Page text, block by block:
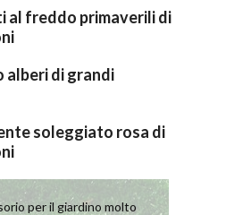
al freddo primaverili di
alberi di grandi
soleggiato rosa di
per il giardino molto